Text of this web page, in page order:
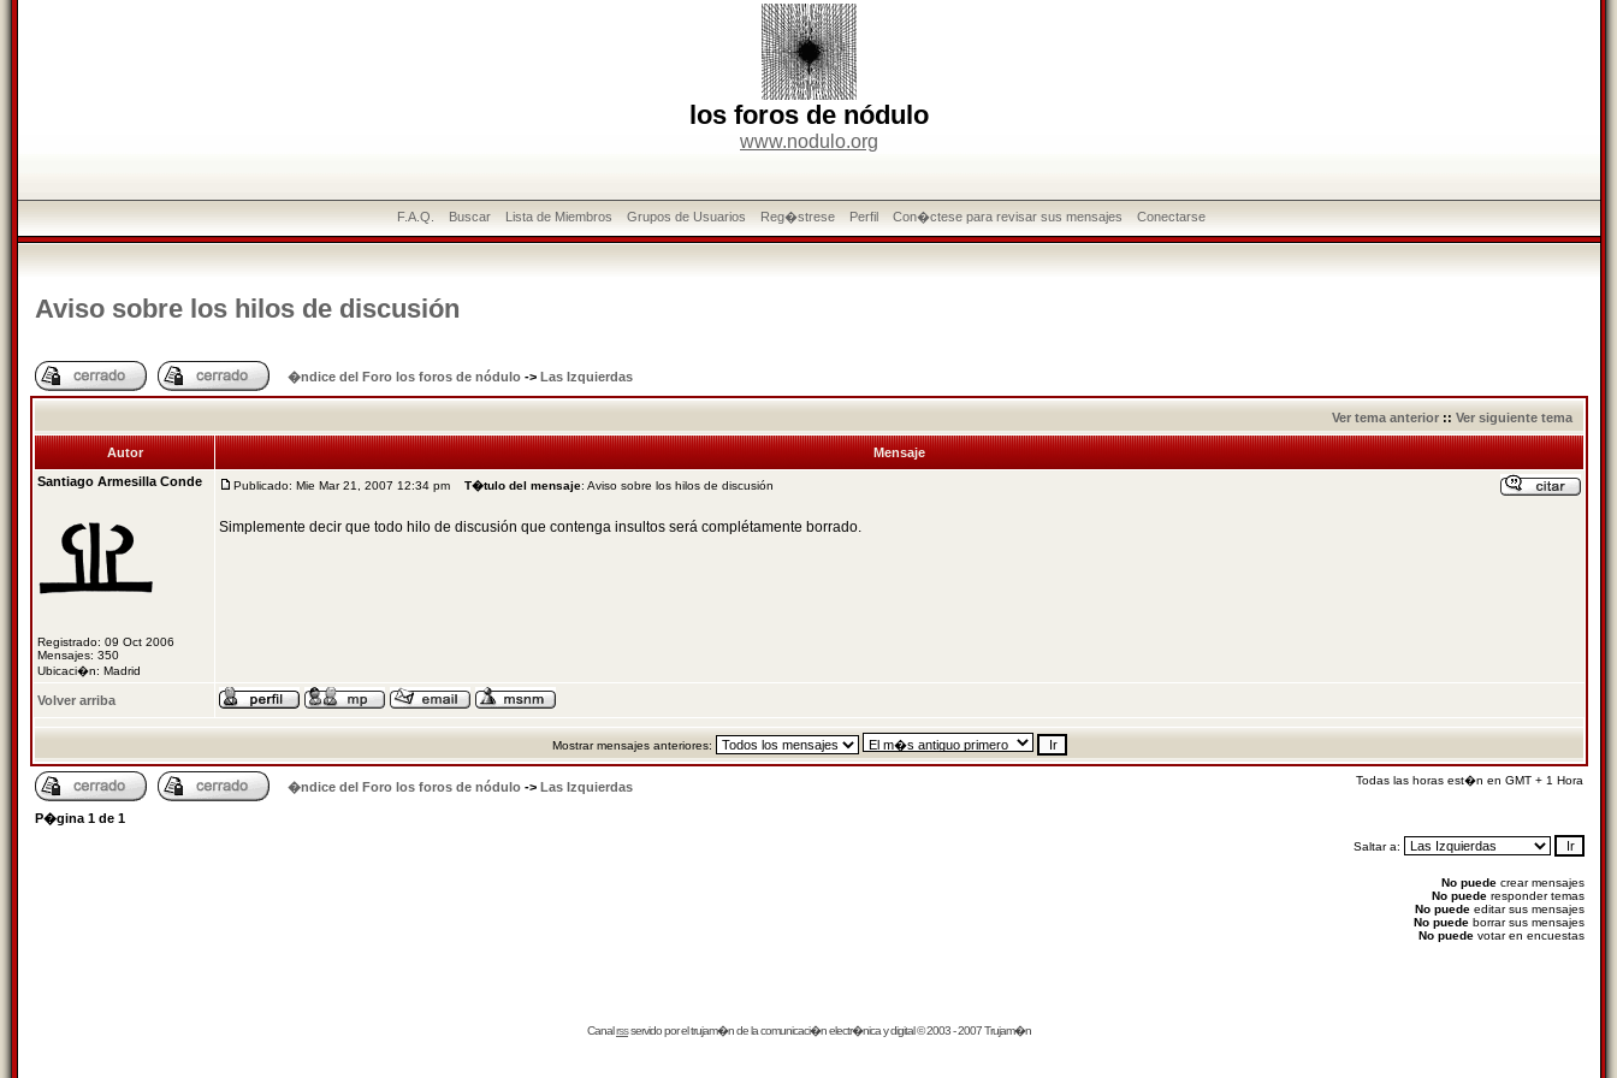
los foros de nódulo
www.nodulo.org
F.A.Q. Buscar Lista de Miembros Grupos de Usuarios Reg�strese Perfil Con�ctese para revisar sus mensajes Conectarse
Aviso sobre los hilos de discusión
�ndice del Foro los foros de nódulo -> Las Izquierdas
Ver tema anterior :: Ver siguiente tema
Autor
Mensaje
Santiago Armesilla Conde
Registrado: 09 Oct 2006
Mensajes: 350
Ubicaci�n: Madrid
Publicado: Mie Mar 21, 2007 12:34 pm T�tulo del mensaje: Aviso sobre los hilos de discusión
Simplemente decir que todo hilo de discusión que contenga insultos será complétamente borrado.
Volver arriba
Mostrar mensajes anteriores:
�ndice del Foro los foros de nódulo -> Las Izquierdas Todas las horas est�n en GMT + 1 Hora
P�gina 1 de 1
Saltar a:
No puede crear mensajes
No puede responder temas
No puede editar sus mensajes
No puede borrar sus mensajes
No puede votar en encuestas
Canalrssservido por eltrujam�nde la comunicaci�n electr�nica y digital © 2003 - 2007 Trujam�n